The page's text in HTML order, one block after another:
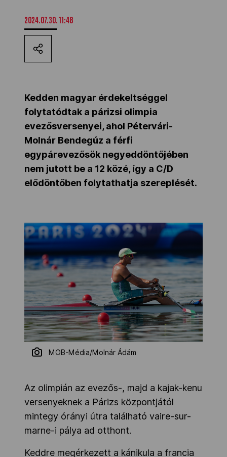
Kettőskarrier-program
NOB
Társszervezetek
OVEP
Adatbank
2024.07.30. 11:48
Kedden magyar érdekeltséggel
folytatódtak a párizsi olimpia
evezősversenyei, ahol Pétervári-
Molnár Bendegúz a férfi
egypárevezősök negyeddöntőjében
nem jutott be a 12 közé, így a C/D
elődöntőben folytathatja szereplését.
MOB-Média/Molnár Ádám
Az olimpián az evezős-, majd a kajak-kenu
versenyeknek a Párizs központjától
mintegy órányi útra található vaire-sur-
marne-i pálya ad otthont.
Keddre megérkezett a kánikula a francia